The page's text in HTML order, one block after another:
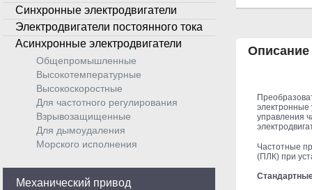
Описание
электронные
управления
Частотные
(ПЛК) при
Синхронные электродвигатели
Электродвигатели постоянного тока
Асинхронные электродвигатели
Общепромышленные
Высокотемпературные
Высокоскоростные
Для частотного регулирования
Взрывозащищенные
Для дымоудаления
Морского исполнения
Механический привод